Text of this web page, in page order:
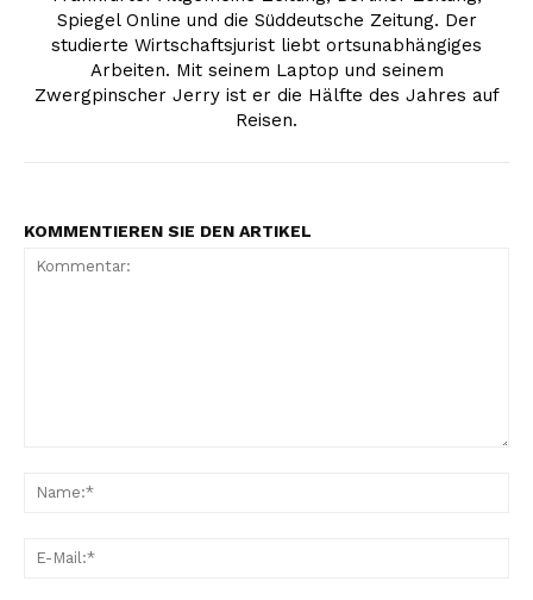
Spiegel Online und die Süddeutsche Zeitung. Der
studierte Wirtschaftsjurist liebt ortsunabhängiges
Arbeiten. Mit seinem Laptop und seinem
Zwergpinscher Jerry ist er die Hälfte des Jahres auf
Reisen.
KOMMENTIEREN SIE DEN ARTIKEL